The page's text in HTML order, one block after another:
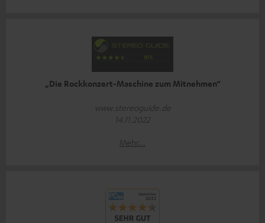
„Die Rockkonzert-Maschine zum Mitnehmen“
www.stereoguide.de
14.11.2022
Mehr...